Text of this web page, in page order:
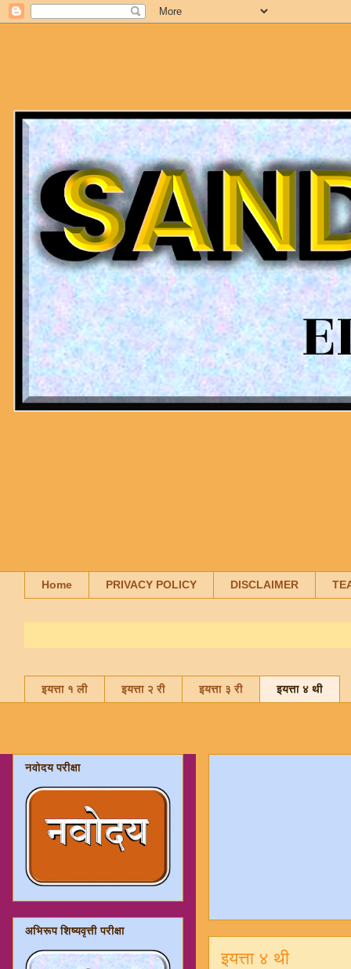
Home PRIVACY POLICY DISCLAIMER
इयत्ता १ ली इयत्ता २ री इयत्ता ३ री इयत्ता ४ थी
इयत्ता ४ थी
नवोदय परीक्षा
अभिरूप शिष्यवृत्ती परीक्षा